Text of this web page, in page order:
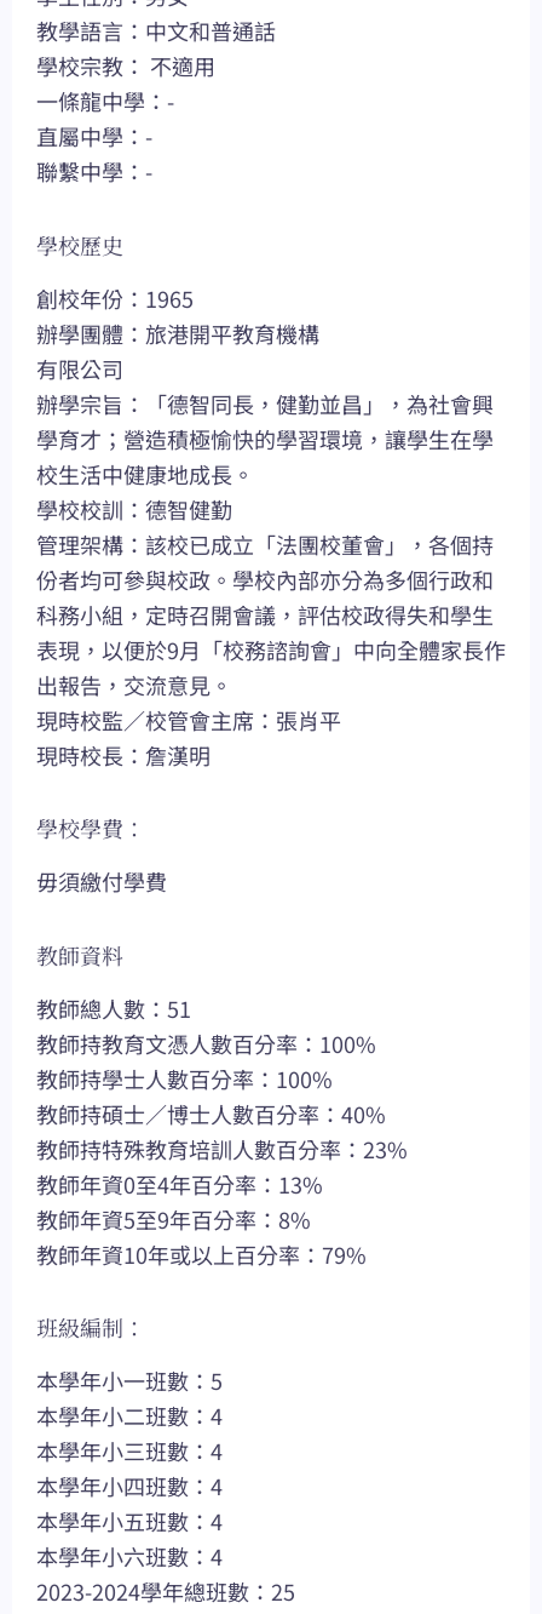
教學語言：中文和普通話
學校宗教： 不適用
一條龍中學：-
直屬中學：-
聯繫中學：-
學校歷史
創校年份：1965
辦學團體：旅港開平教育機構
有限公司
辦學宗旨：「德智同長，健勤並昌」，為社會興
學育才；營造積極愉快的學習環境，讓學生在學
校生活中健康地成長。
學校校訓：德智健勤
管理架構：該校已成立「法團校董會」，各個持
份者均可參與校政。學校內部亦分為多個行政和
科務小組，定時召開會議，評估校政得失和學生
表現，以便於9月「校務諮詢會」中向全體家長作
出報告，交流意見。
現時校監／校管會主席：張肖平
現時校長：詹漢明
學校學費：
毋須繳付學費
教師資料
教師總人數：51
教師持教育文憑人數百分率：100%
教師持學士人數百分率：100%
教師持碩士／博士人數百分率：40%
教師持特殊教育培訓人數百分率：23%
教師年資0至4年百分率：13%
教師年資5至9年百分率：8%
教師年資10年或以上百分率：79%
班級編制：
本學年小一班數：5
本學年小二班數：4
本學年小三班數：4
本學年小四班數：4
本學年小五班數：4
本學年小六班數：4
2023-2024學年總班數：25